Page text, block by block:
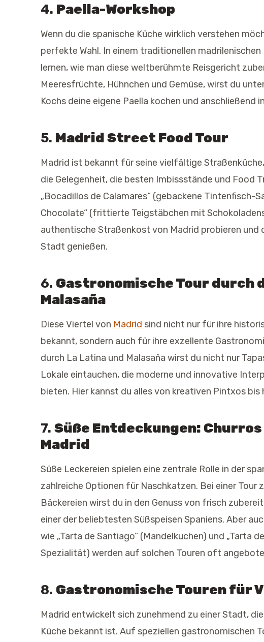
4. Paella-Workshop
Wenn du die spanische Küche wirklich verstehen
perfekte Wahl. In einem traditionellen
lernen, wie man diese weltberühmte Reisgericht
Meeresfrüchte, Hühnchen und Gemüse, wirst du
Kochs deine eigene Paella kochen und anschließend
5. Madrid Street Food Tour
Madrid ist bekannt für seine vielfältige
die Gelegenheit, die besten Imbissstände und Food
„Bocadillos de Calamares“ (gebackene Tintenfisch-
Chocolate“ (frittierte Teigstäbchen mit
authentische Straßenkost von Madrid probieren
Stadt genießen.
6. Gastronomische Tour durch
Malasaña
Diese Viertel von Madrid sind nicht nur für ihre
bekannt, sondern auch für ihre exzellente
durch La Latina und Malasaña wirst du nicht nur
Lokale eintauchen, die moderne und innovative
bieten. Hier kannst du alles von kreativen Pintxos
7. Süße Entdeckungen:
Madrid
Süße Leckereien spielen eine zentrale Rolle in der
zahlreiche Optionen für Naschkatzen. Bei einer Tour
Bäckereien wirst du in den Genuss von frisch
einer der beliebtesten Süßspeisen Spaniens. Aber
wie „Tarta de Santiago“ (Mandelkuchen) und „Tarta
Spezialität) werden auf solchen Touren oft
8. Gastronomische Touren für
Madrid entwickelt sich zunehmend zu einer Stadt,
Küche bekannt ist. Auf speziellen gastronomischen